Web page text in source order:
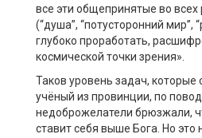
все эти общепринятые во всех
(“душа”, “потусторонний мир”,
глубоко проработать,
космической точки зрения».
Таков уровень задач, которые
учёный из провинции, по
недоброжелатели брюзжали,
ставит себя выше Бога. Но это